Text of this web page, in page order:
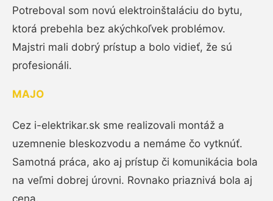
Potreboval som novú elektroinštaláciu do bytu,
ktorá prebehla bez akýchkoľvek problémov.
Majstri mali dobrý prístup a bolo vidieť, že sú
profesionáli.
MAJO
Cez i-elektrikar.sk sme realizovali montáž a
uzemnenie bleskozvodu a nemáme čo vytknúť.
Samotná práca, ako aj prístup či komunikácia bola
na veľmi dobrej úrovni. Rovnako priaznivá bola aj
cena.